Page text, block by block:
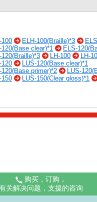
100 ELH-100(Braille)*3
120(Base clear)*1
ELS-
120(Braille)*3
LH-100
LH-
120
LUS-120(Base clear)*1
120(Base primer)*2
LUS-
150
LUS-150(Clear gloss)*1
购买，订购，
关解决问题，支援的咨询